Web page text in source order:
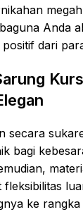
Anda
dari
secara
bagi
ke